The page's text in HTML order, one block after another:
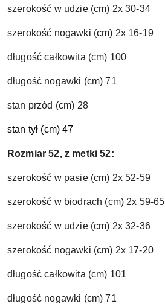
szerokość w udzie (cm) 2x 30-34
szerokość nogawki (cm) 2x 16-19
długość całkowita (cm) 100
długość nogawki (cm) 71
stan przód (cm) 28
stan tył (cm) 47
Rozmiar 52, z metki 52:
szerokość w pasie (cm) 2x 52-59
szerokość w biodrach (cm) 2x 59-65
szerokość w udzie (cm) 2x 32-36
szerokość nogawki (cm) 2x 17-20
długość całkowita (cm) 101
długość nogawki (cm) 71